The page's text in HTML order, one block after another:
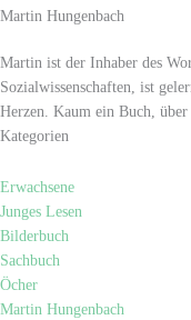
Martin Hungenbach
Martin ist der Inhaber des
Sozialwissenschaften, ist
Herzen. Kaum ein Buch,
Kategorien
Erwachsene
Junges Lesen
Bilderbuch
Sachbuch
Öcher
Martin Hungenbach